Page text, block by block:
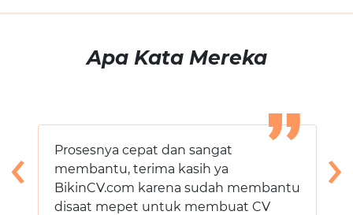
Apa Kata Mereka
Prosesnya cepat dan sangat
membantu, terima kasih ya
BikinCV.com karena sudah membantu
disaat mepet untuk membuat CV
‹ ›